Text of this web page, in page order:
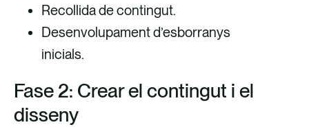
Recollida de contingut.
Desenvolupament d’esborranys
inicials.
Fase 2: Crear el contingut i el
disseny